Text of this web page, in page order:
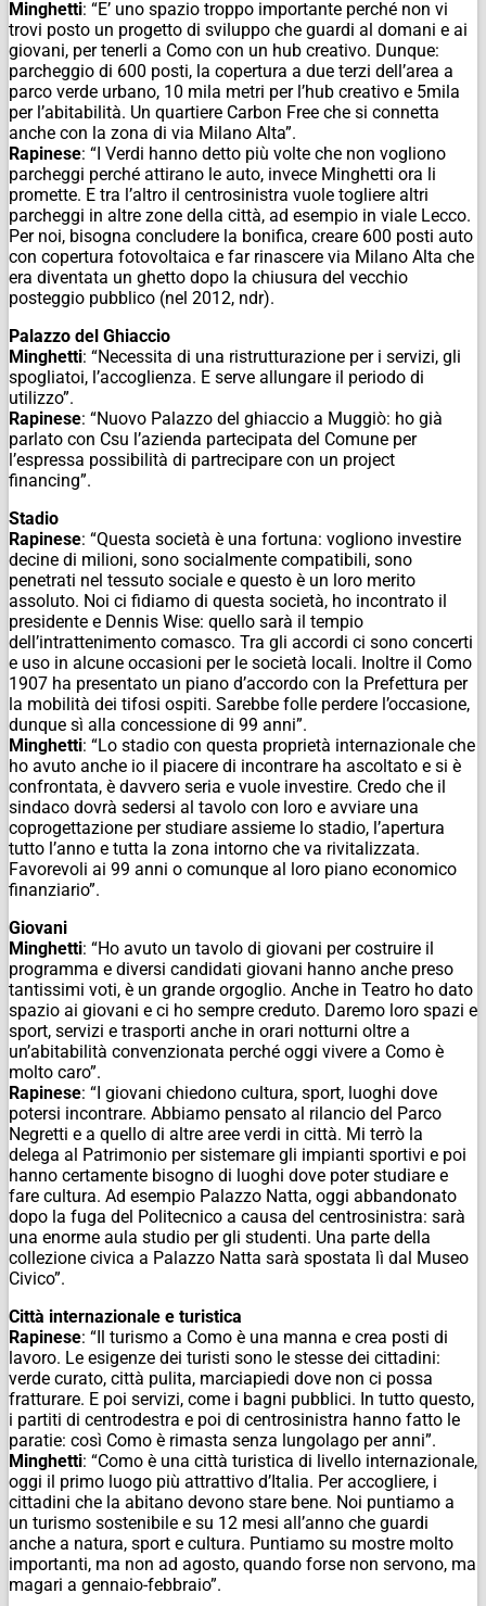
Minghetti: “E’ uno spazio troppo importante perché non vi
trovi posto un progetto di sviluppo che guardi al domani e ai
giovani, per tenerli a Como con un hub creativo. Dunque:
parcheggio di 600 posti, la copertura a due terzi dell’area a
parco verde urbano, 10 mila metri per l’hub creativo e 5mila
per l’abitabilità. Un quartiere Carbon Free che si connetta
anche con la zona di via Milano Alta”.
Rapinese: “I Verdi hanno detto più volte che non vogliono
parcheggi perché attirano le auto, invece Minghetti ora li
promette. E tra l’altro il centrosinistra vuole togliere altri
parcheggi in altre zone della città, ad esempio in viale Lecco.
Per noi, bisogna concludere la bonifica, creare 600 posti auto
con copertura fotovoltaica e far rinascere via Milano Alta che
era diventata un ghetto dopo la chiusura del vecchio
posteggio pubblico (nel 2012, ndr).
Palazzo del Ghiaccio
Minghetti: “Necessita di una ristrutturazione per i servizi, gli
spogliatoi, l’accoglienza. E serve allungare il periodo di
utilizzo”.
Rapinese: “Nuovo Palazzo del ghiaccio a Muggiò: ho già
parlato con Csu l’azienda partecipata del Comune per
l’espressa possibilità di partrecipare con un project
financing”.
Stadio
Rapinese: “Questa società è una fortuna: vogliono investire
decine di milioni, sono socialmente compatibili, sono
penetrati nel tessuto sociale e questo è un loro merito
assoluto. Noi ci fidiamo di questa società, ho incontrato il
presidente e Dennis Wise: quello sarà il tempio
dell’intrattenimento comasco. Tra gli accordi ci sono concerti
e uso in alcune occasioni per le società locali. Inoltre il Como
1907 ha presentato un piano d’accordo con la Prefettura per
la mobilità dei tifosi ospiti. Sarebbe folle perdere l’occasione,
dunque sì alla concessione di 99 anni”.
Minghetti: “Lo stadio con questa proprietà internazionale che
ho avuto anche io il piacere di incontrare ha ascoltato e si è
confrontata, è davvero seria e vuole investire. Credo che il
sindaco dovrà sedersi al tavolo con loro e avviare una
coprogettazione per studiare assieme lo stadio, l’apertura
tutto l’anno e tutta la zona intorno che va rivitalizzata.
Favorevoli ai 99 anni o comunque al loro piano economico
finanziario”.
Giovani
Minghetti: “Ho avuto un tavolo di giovani per costruire il
programma e diversi candidati giovani hanno anche preso
tantissimi voti, è un grande orgoglio. Anche in Teatro ho dato
spazio ai giovani e ci ho sempre creduto. Daremo loro spazi e
sport, servizi e trasporti anche in orari notturni oltre a
un’abitabilità convenzionata perché oggi vivere a Como è
molto caro”.
Rapinese: “I giovani chiedono cultura, sport, luoghi dove
potersi incontrare. Abbiamo pensato al rilancio del Parco
Negretti e a quello di altre aree verdi in città. Mi terrò la
delega al Patrimonio per sistemare gli impianti sportivi e poi
hanno certamente bisogno di luoghi dove poter studiare e
fare cultura. Ad esempio Palazzo Natta, oggi abbandonato
dopo la fuga del Politecnico a causa del centrosinistra: sarà
una enorme aula studio per gli studenti. Una parte della
collezione civica a Palazzo Natta sarà spostata lì dal Museo
Civico”.
Città internazionale e turistica
Rapinese: “Il turismo a Como è una manna e crea posti di
lavoro. Le esigenze dei turisti sono le stesse dei cittadini:
verde curato, città pulita, marciapiedi dove non ci possa
fratturare. E poi servizi, come i bagni pubblici. In tutto questo,
i partiti di centrodestra e poi di centrosinistra hanno fatto le
paratie: così Como è rimasta senza lungolago per anni”.
Minghetti: “Como è una città turistica di livello internazionale,
oggi il primo luogo più attrattivo d’Italia. Per accogliere, i
cittadini che la abitano devono stare bene. Noi puntiamo a
un turismo sostenibile e su 12 mesi all’anno che guardi
anche a natura, sport e cultura. Puntiamo su mostre molto
importanti, ma non ad agosto, quando forse non servono, ma
magari a gennaio-febbraio”.